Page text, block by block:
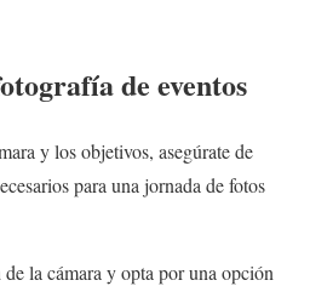
de eventos
y los objetivos, asegúrate de
para una jornada de fotos
la cámara y opta por una opción